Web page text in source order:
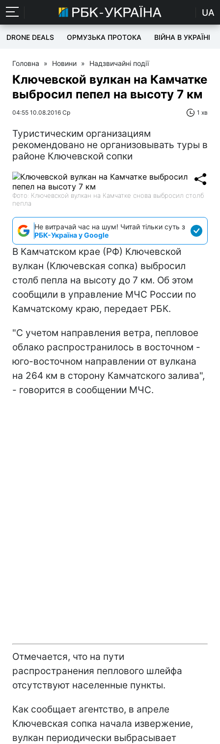
UA
DRONE DEALS ОРМУЗЬКА ПРОТОКА ВІЙНА В УКРАЇНІ
Головна » Новини » Надзвичайні події
Ключевской вулкан на Камчатке
выбросил пепел на высоту 7 км
04:55 10.08.2016 Ср 1 хв
Туристическим организациям
рекомендовано не организовывать туры в
районе Ключевской сопки
Фото: Ключевской вулкан на Камчатке снова выбросил столб
пепла
Не витрачай час на шум! Читай тільки суть з
РБК-Україна у Google
В Камчатском крае (РФ) Ключевской
вулкан (Ключевская сопка) выбросил
столб пепла на высоту до 7 км. Об этом
сообщили в управление МЧС России по
Камчатскому краю, передает РБК.
"С учетом направления ветра, пепловое
облако распространилось в восточном -
юго-восточном направлении от вулкана
на 264 км в сторону Камчатского залива",
- говорится в сообщении МЧС.
Отмечается, что на пути
распространения пеплового шлейфа
отсутствуют населенные пункты.
Как сообщает агентство, в апреле
Ключевская сопка начала извержение,
вулкан периодически выбрасывает